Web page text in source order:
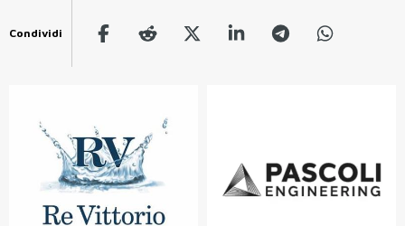
Condividi